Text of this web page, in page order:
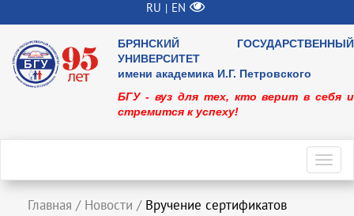
RU | EN
БРЯНСКИЙ ГОСУДАРСТВЕННЫЙ
УНИВЕРСИТЕТ
имени академика И.Г. Петровского
БГУ - вуз для тех, кто верит в себя и
стремится к успеху!
Главная / Новости / Вручение сертификатов